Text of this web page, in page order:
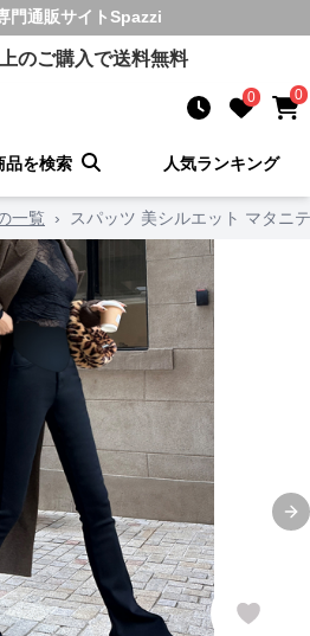
門通販サイトSpazzi
のご購入で送料無料
0 0
品を検索 人気ランキング
一覧 › スパッツ 美シルエット マタニ